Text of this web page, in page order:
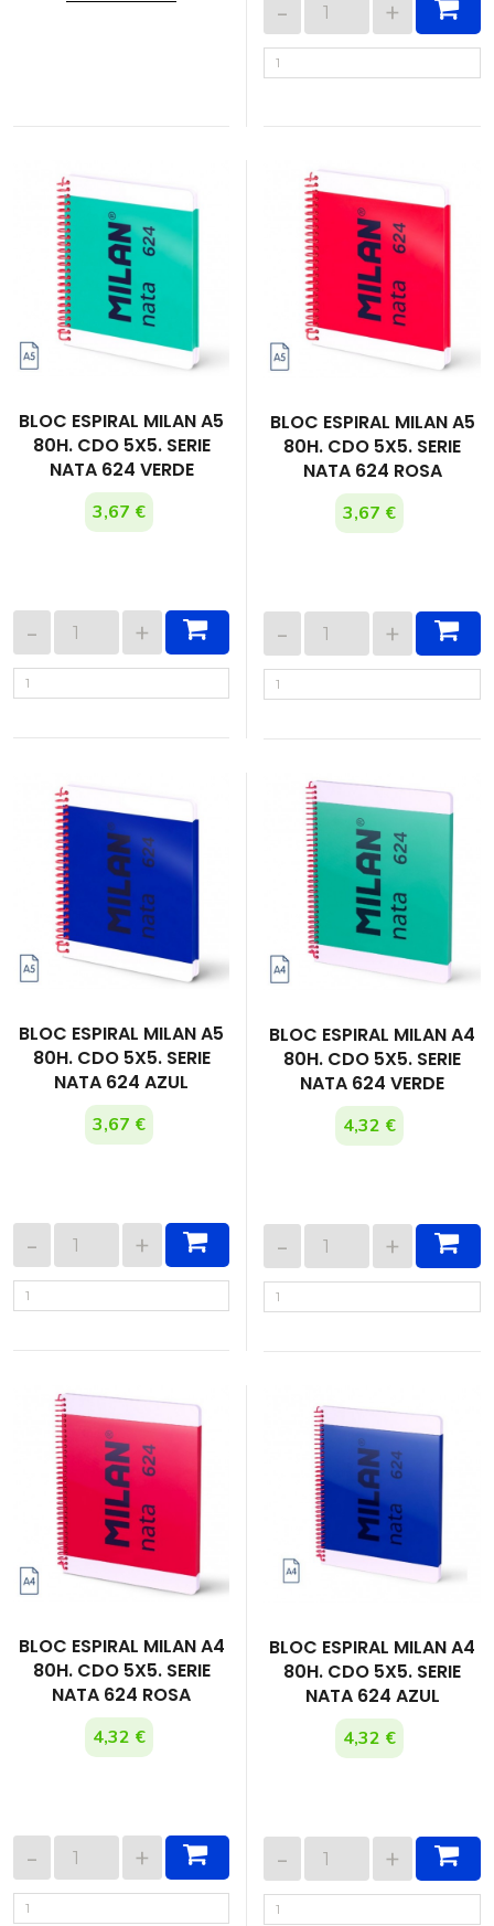
BLOC ESPIRAL MILAN A5
80H. CDO 5X5. SERIE
NATA 624 VERDE
3,67 €
BLOC ESPIRAL MILAN A5
80H. CDO 5X5. SERIE
NATA 624 ROSA
3,67 €
BLOC ESPIRAL MILAN A5
80H. CDO 5X5. SERIE
NATA 624 AZUL
3,67 €
BLOC ESPIRAL MILAN A4
80H. CDO 5X5. SERIE
NATA 624 VERDE
4,32 €
BLOC ESPIRAL MILAN A4
80H. CDO 5X5. SERIE
NATA 624 ROSA
4,32 €
BLOC ESPIRAL MILAN A4
80H. CDO 5X5. SERIE
NATA 624 AZUL
4,32 €